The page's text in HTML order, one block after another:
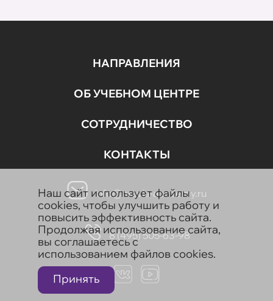
НАПРАВЛЕНИЯ
ОБ УЧЕБНОМ ЦЕНТРЕ
СОТРУДНИЧЕСТВО
КОНТАКТЫ
info@aravia-academy.ru
8 (495) 505-63-98
Наш сайт использует файлы
cookies, чтобы улучшить работу и
повысить эффективность сайта.
Продолжая использование сайта,
вы соглашаетесь с
использованием файлов cookies.
Принять